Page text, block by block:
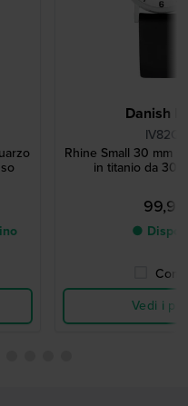
Danish
Rhine Small 30 mm
in titanio da 30
●
Vedi i